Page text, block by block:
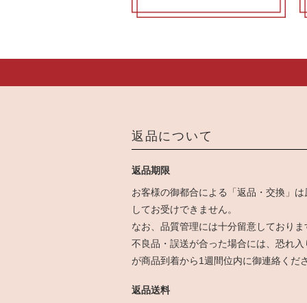
返品について
返品期限
お客様の御都合による「返品・交換」は
してお受けできません。
なお、品質管理には十分留意しておりま
不良品・誤送が合った場合には、恐れ入
が商品到着から1週間位内に御連絡くだ
返品送料